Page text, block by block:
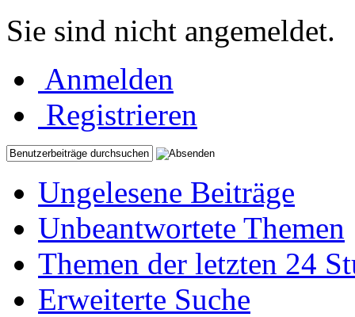
Sie sind nicht angemeldet.
Anmelden
Registrieren
Ungelesene Beiträge
Unbeantwortete Themen
Themen der letzten 24
Erweiterte Suche